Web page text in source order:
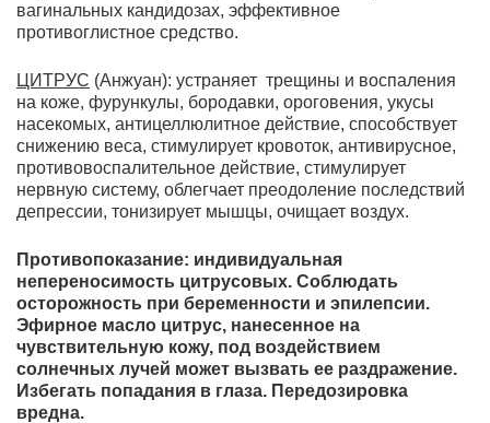
вагинальных кандидозах, эффективное
противоглистное средство.
ЦИТРУС (Анжуан): устраняет трещины и воспаления
на коже, фурункулы, бородавки, ороговения, укусы
насекомых, антицеллюлитное действие, способствует
снижению веса, стимулирует кровоток, антивирусное,
противовоспалительное действие, стимулирует
нервную систему, облегчает преодоление последствий
депрессии, тонизирует мышцы, очищает воздух.
Противопоказание: индивидуальная
непереносимость цитрусовых. Соблюдать
осторожность при беременности и эпилепсии.
Эфирное масло цитрус, нанесенное на
чувствительную кожу, под воздействием
солнечных лучей может вызвать ее раздражение.
Избегать попадания в глаза. Передозировка
вредна.